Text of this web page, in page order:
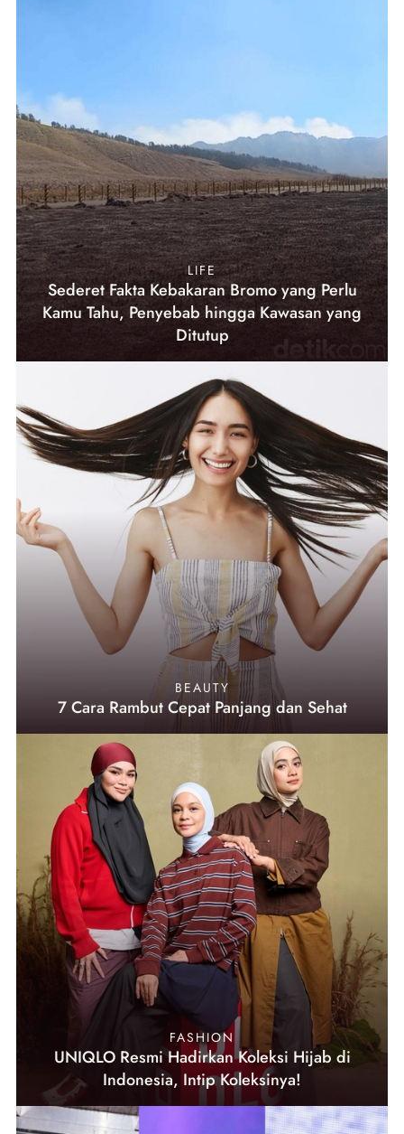
LIFE
Sederet Fakta Kebakaran Bromo yang Perlu
Kamu Tahu, Penyebab hingga Kawasan yang
Ditutup
BEAUTY
7 Cara Rambut Cepat Panjang dan Sehat
FASHION
UNIQLO Resmi Hadirkan Koleksi Hijab di
Indonesia, Intip Koleksinya!